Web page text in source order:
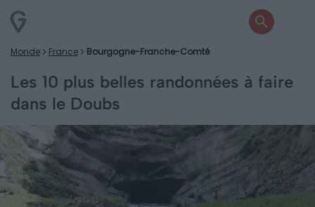
Monde France Bourgogne-Franche-Comté
Les 10 plus belles randonnées à faire
dans le Doubs